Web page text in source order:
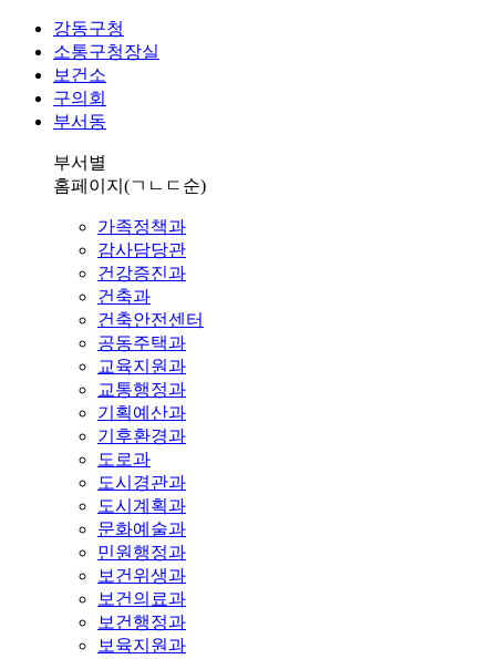
강동구청
소통구청장실
보건소
구의회
부서동
부서별
홈페이지 (ㄱㄴㄷ순)
가족정책과
감사담당관
건강증진과
건축과
건축안전센터
공동주택과
교육지원과
교통행정과
기획예산과
기후환경과
도로과
도시경관과
도시계획과
문화예술과
민원행정과
보건위생과
보건의료과
보건행정과
보육지원과